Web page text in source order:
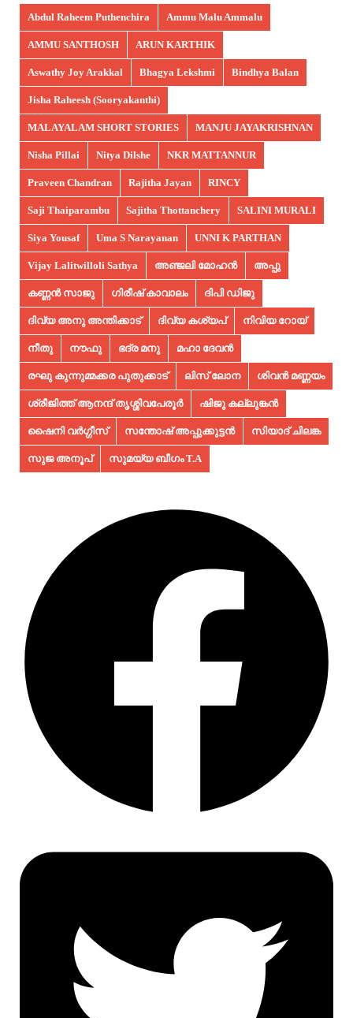
Abdul Raheem Puthenchira Ammu Malu Ammalu
AMMU SANTHOSH ARUN KARTHIK
Aswathy Joy Arakkal Bhagya Lekshmi Bindhya Balan
Jisha Raheesh (Sooryakanthi)
MALAYALAM SHORT STORIES MANJU JAYAKRISHNAN
Nisha Pillai Nitya Dilshe NKR MATTANNUR
Praveen Chandran Rajitha Jayan RINCY
Saji Thaiparambu Sajitha Thottanchery SALINI MURALI
Siya Yousaf Uma S Narayanan UNNI K PARTHAN
Vijay Lalitwilloli Sathya അഞ്ജലി മോഹൻ അപ്പു
കണ്ണൻ സാജു ഗിരീഷ് കാവാലം ദിപി ഡിജു
ദിവ്യ അനു അന്തിക്കാട് ദിവ്യ കശ്യപ് നിവിയ റോയ്
നീതു നൗഫു ഭദ്ര മനു മഹാ ദേവൻ
രഘു കുന്നുമ്മക്കര പുതുക്കാട് ലിസ് ലോന ശിവൻ മണ്ണയം
ശ്രീജിത്ത് ആനന്ദ് തൃശ്ശിവപേരൂർ ഷിജു കല്ലുങ്കൻ
ഷൈനി വർഗ്ഗീസ് സന്തോഷ് അപ്പുക്കുട്ടൻ സിയാദ് ചിലങ്ക
സുജ അനൂപ്‌ സുമയ്യ ബീഗം T.A